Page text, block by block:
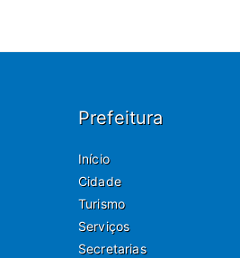
Prefeitura
Início
Cidade
Turismo
Serviços
Secretarias